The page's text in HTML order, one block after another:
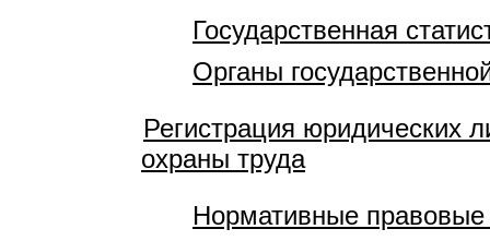
Государственная
Органы
Регистрация юридических
охраны труда
Нормативные правовые